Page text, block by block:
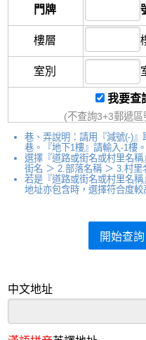
門牌
樓層
室別
我要查
(不查詢3+3郵遞
巷、弄說明：請用『減號(-)
巷。『地下1樓』請輸入-1樓。
選擇『道路或街名或村里名
街名 ＞ 2.部落名稱 ＞ 3.村里
若是『道路或街名或村里名
地址亦包含時，選擇符合度較
中文地址